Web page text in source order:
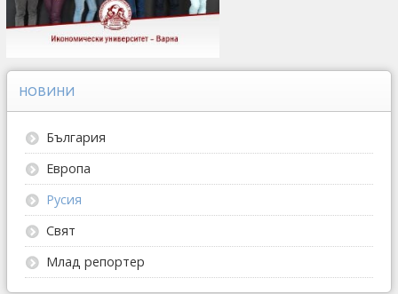
НОВИНИ
България
Европа
Русия
Свят
Млад репортер